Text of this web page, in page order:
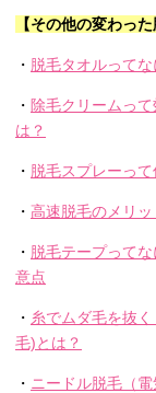
【その他の変わった
・ 脱毛タオルって
・ 除毛クリームっ
は？
・ 脱毛スプレーっ
・ 高速脱毛のメリ
・ 脱毛テープって
意点
・ 糸でムダ毛を抜
毛)とは？
・ ニードル脱毛（